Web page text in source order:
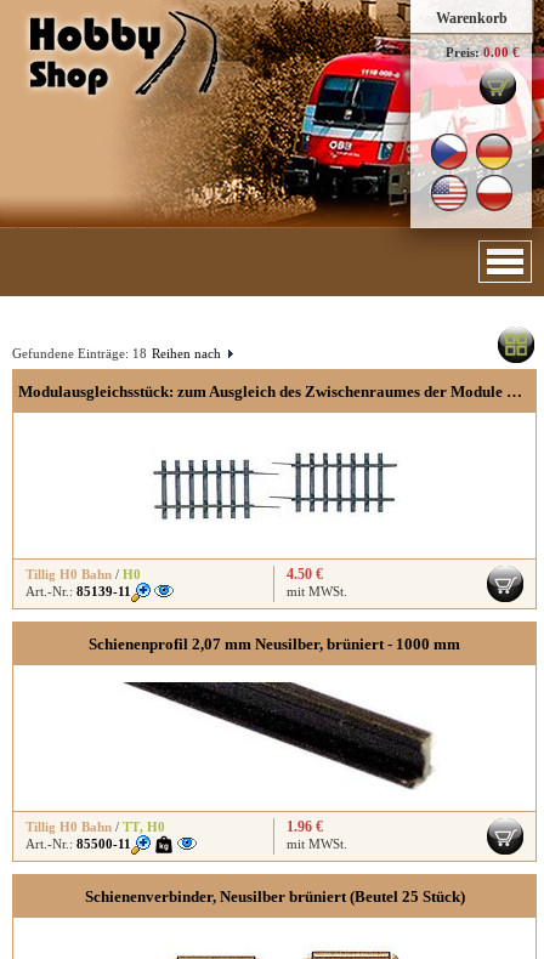
Warenkorb
Preis: 0.00 €
Reihen nach
Gefundene Einträge: 18
Modulausgleichsstück: zum Ausgleich des Zwischenraumes der Module durch verschiebbare Schienenprofile
Tillig H0 Bahn / H0
Art.-Nr.: 85139-11
4.50 €
mit MWSt.
Schienenprofil 2,07 mm Neusilber, brüniert - 1000 mm
Tillig H0 Bahn / TT, H0
Art.-Nr.: 85500-11
1.96 €
mit MWSt.
Schienenverbinder, Neusilber brüniert (Beutel 25 Stück)